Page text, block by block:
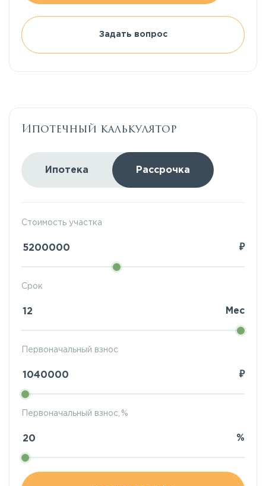
Задать вопрос
Ипотечный калькулятор
Ипотека Рассрочка
Стоимость участка
₽
Первоначальный взнос
₽
Срок
Мес
Первоначальный взнос, %
%